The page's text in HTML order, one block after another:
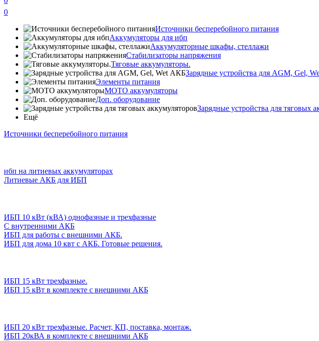
0
Источники бесперебойного питания
Аккумуляторы для ибп
Аккумуляторные шкафы, стеллажи
Стабилизаторы напряжения
Тяговые аккумуляторы.
Зарядные устройства для AGM, Gel,
Элементы питания
МОТО аккумуляторы
Доп. оборудование
Зарядные устройства для тяговых
Ещё
Источники бесперебойного питания
ибп на литиевых аккумуляторах
Литиевые АКБ для ИБП
ИБП 10 кВт (кВА) однофазные и трехфазные
С внутренними АКБ
ИБП для работы с внешними АКБ.
ИБП для дома 10 квт с АКБ. Готовые решения.
ИБП 15 кВт трехфазные.
ИБП 15 кВт в комплекте с внешними АКБ
ИБП 20 кВт трехфазные. Расчет, КП, поставка, монтаж.
ИБП 20кВА в комплекте с внешними АКБ